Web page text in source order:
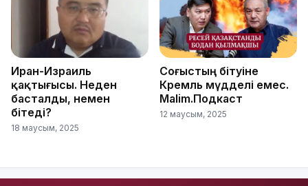
Иран-Израиль
қақтығысы. Неден
басталды, немен
бітеді?
18 маусым, 2025
Соғыстың бітуіне
Кремль мүдделі емес.
Malim.Подкаст
12 маусым, 2025